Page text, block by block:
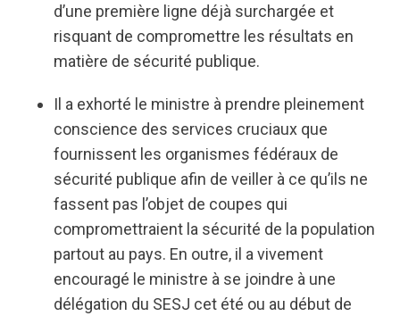
d’une première ligne déjà surchargée et
risquant de compromettre les résultats en
matière de sécurité publique.
Il a exhorté le ministre à prendre pleinement
conscience des services cruciaux que
fournissent les organismes fédéraux de
sécurité publique afin de veiller à ce qu’ils ne
fassent pas l’objet de coupes qui
compromettraient la sécurité de la population
partout au pays. En outre, il a vivement
encouragé le ministre à se joindre à une
délégation du SESJ cet été ou au début de